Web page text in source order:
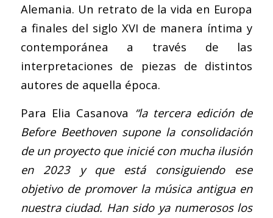
Alemania. Un retrato de la vida en Europa
a finales del siglo XVI de manera íntima y
contemporánea a través de las
interpretaciones de piezas de distintos
autores de aquella época.
Para Elia Casanova “la tercera edición de
Before Beethoven supone la consolidación
de un proyecto que inicié con mucha ilusión
en 2023 y que está consiguiendo ese
objetivo de promover la música antigua en
nuestra ciudad. Han sido ya numerosos los